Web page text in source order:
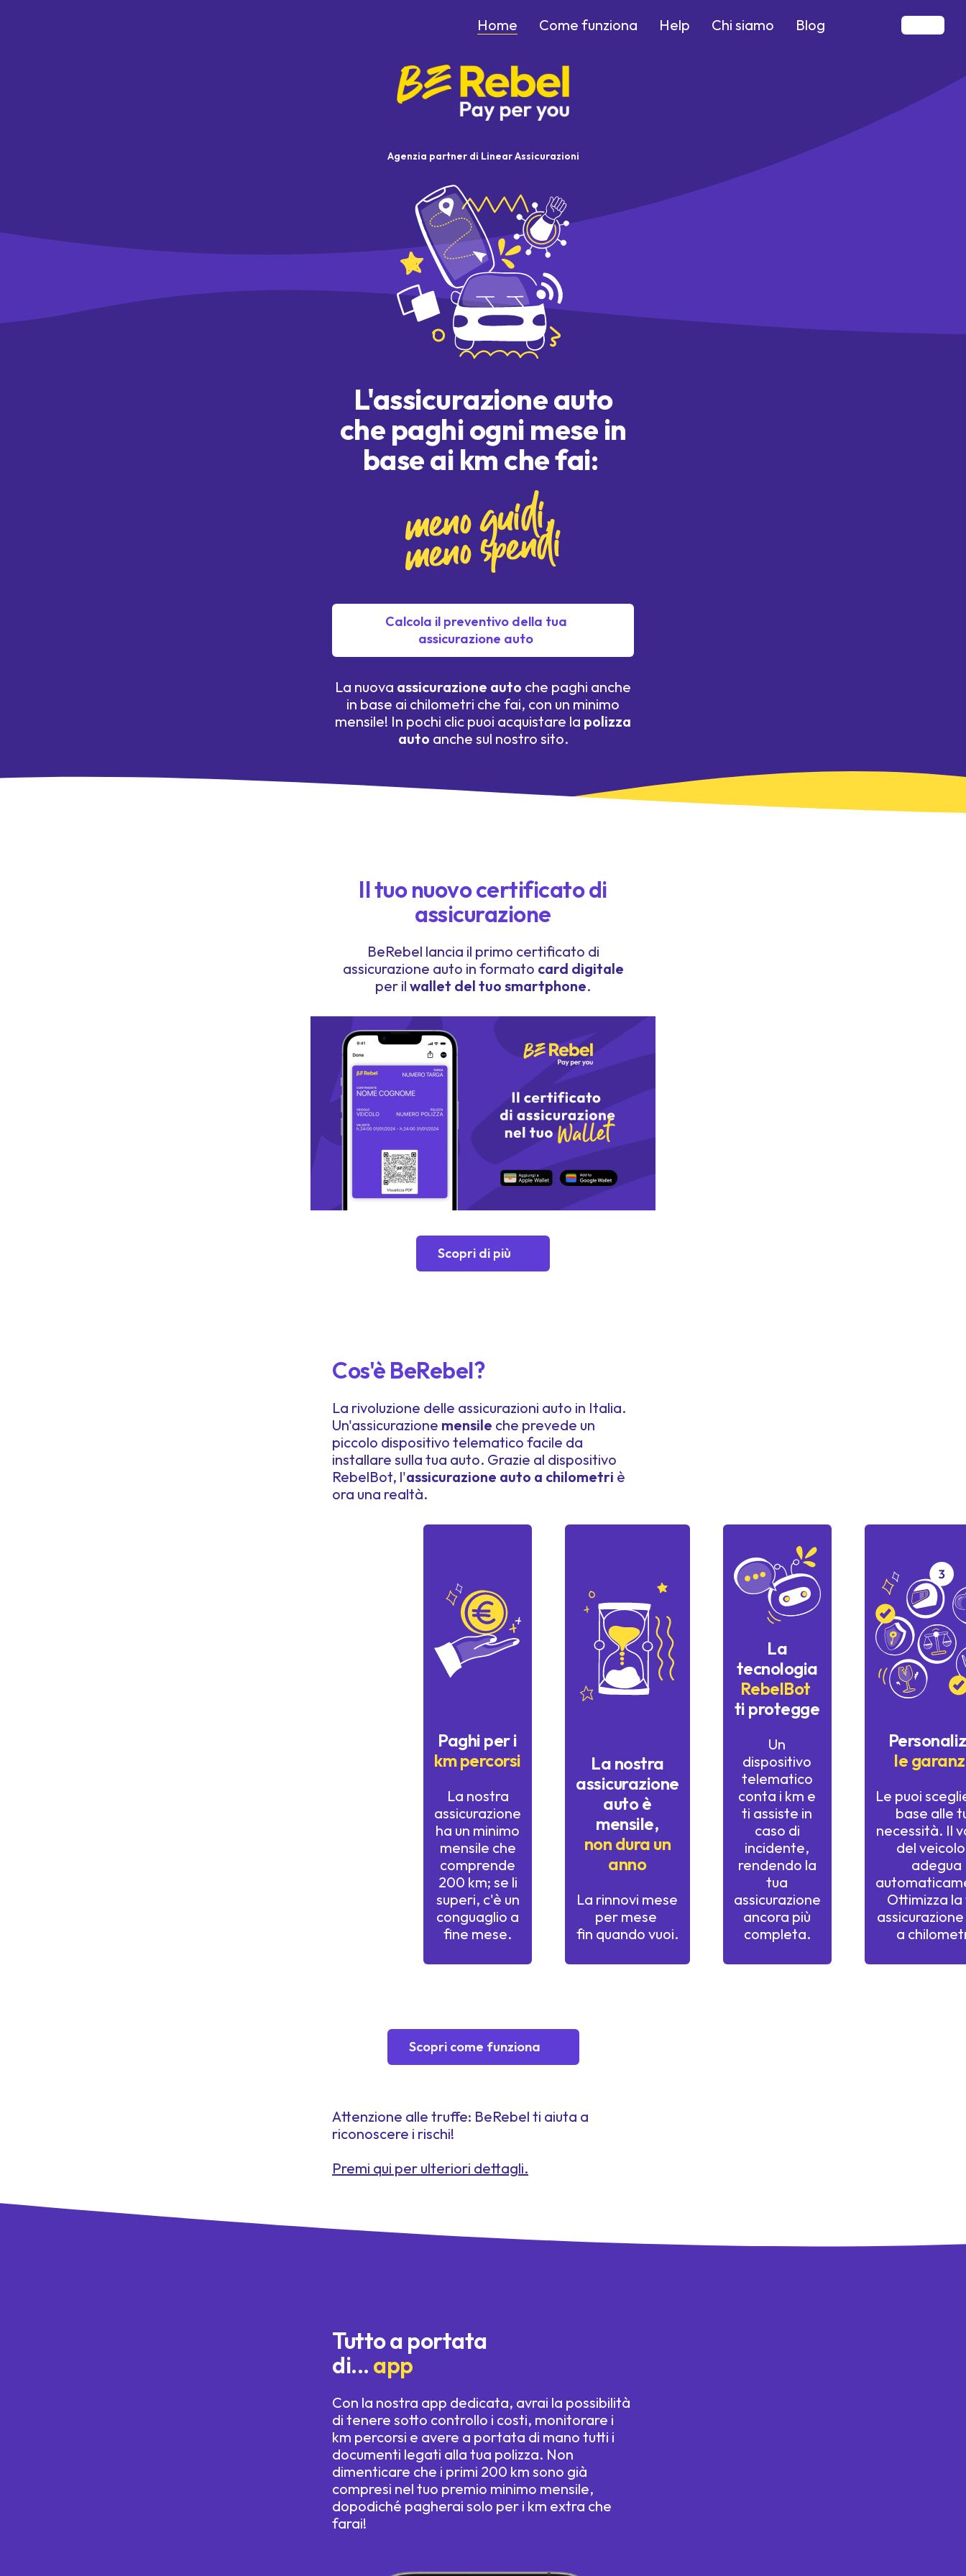
Home Come funziona Help Chi siamo Blog
Agenzia partner di Linear Assicurazioni
L'assicurazione auto
che paghi ogni mese in
base ai km che fai:
meno guidi,
meno spendi
Calcola il preventivo della tua
assicurazione auto
La nuova assicurazione auto che paghi anche
in base ai chilometri che fai, con un minimo
mensile! In pochi clic puoi acquistare la polizza
auto anche sul nostro sito.
Il tuo nuovo certificato di
assicurazione
BeRebel lancia il primo certificato di
assicurazione auto in formato card digitale
per il wallet del tuo smartphone.
Scopri di più
Cos'è BeRebel?
La rivoluzione delle assicurazioni auto in Italia.
Un'assicurazione mensile che prevede un
piccolo dispositivo telematico facile da
installare sulla tua auto. Grazie al dispositivo
RebelBot, l'assicurazione auto a chilometri è
ora una realtà.
Paghi per i
km percorsi
La nostra
assicurazione
ha un minimo
mensile che
comprende
200 km; se li
superi, c'è un
conguaglio a
fine mese.
La nostra
assicurazione
auto è
mensile,
non dura un
anno
La rinnovi mese
per mese
fin quando vuoi.
La
tecnologia
RebelBot
ti protegge
Un
dispositivo
telematico
conta i km e
ti assiste in
caso di
incidente,
rendendo la
tua
assicurazione
ancora più
completa.
le
Le puoi
base alle
necessità. Il
del
adegua
Ottimizza
a
Scopri come funziona
Attenzione alle truffe: BeRebel ti aiuta a
riconoscere i rischi!
Premi qui per ulteriori dettagli.
Tutto a portata
di... app
Con la nostra app dedicata, avrai la possibilità
di tenere sotto controllo i costi, monitorare i
km percorsi e avere a portata di mano tutti i
documenti legati alla tua polizza. Non
dimenticare che i primi 200 km sono già
compresi nel tuo premio minimo mensile,
dopodiché pagherai solo per i km extra che
farai!